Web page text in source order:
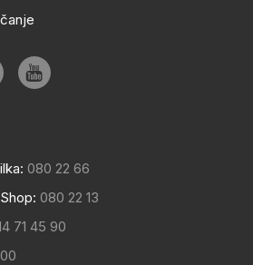
080 22 66
080 22 13
71 45 90